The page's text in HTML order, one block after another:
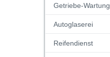
Getriebe-Wartung
Autoglaserei
Reifendienst